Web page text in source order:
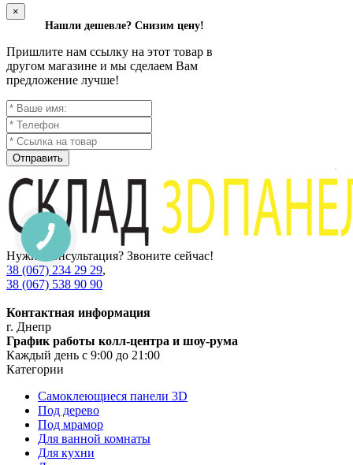
×
Нашли дешевле? Снизим цену!
Пришлите нам ссылку на этот товар в
другом магазине и мы сделаем Вам
предложение лучше!
Отправить
Нужна консультация? Звоните сейчас!
38 (067) 234 29 29,
38 (067) 538 90 90
Контактная информация
г. Днепр
График работы колл-центра и шоу-рума
Каждый день с 9:00 до 21:00
Категории
Самоклеющиеся панели 3D
Под дерево
Под мрамор
Для ванной комнаты
Для кухни